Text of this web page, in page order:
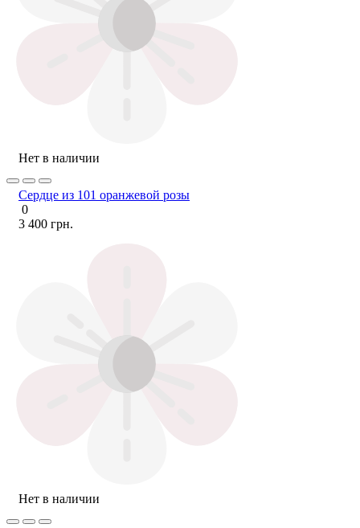
Нет в наличии
Сердце из 101 оранжевой розы
0
3 400 грн.
Нет в наличии